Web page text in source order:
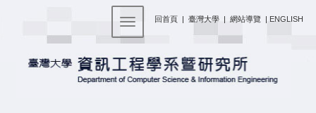
回首頁 | 臺灣大學 | 網站導覽 | ENGLISH
Toggle navigation